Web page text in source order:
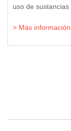
uso de
> Más información